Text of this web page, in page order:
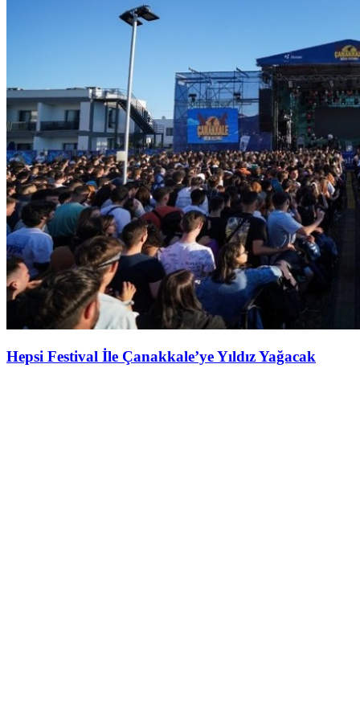
Hepsi Festival İle Çanakkale’ye Yıldız Yağacak